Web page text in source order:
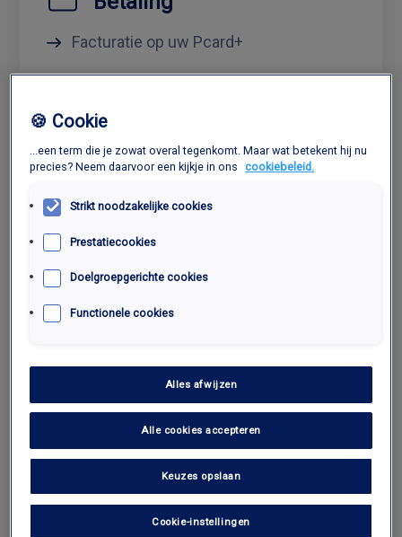
Facturatie op uw Pcard+
Pcard+ / Cash / Maestro / Bancontact /
Flexibiliteit
Reserveerbaar via website/ telefoon/
Eenvoudige en veilige key drop off en
sleutel recuperatie
Meerdere professionele carwash
🍪 Cookie
...een term die je zowat overal tegenkomt. Maar wat betekent hij nu
precies? Neem daarvoor een kijkje in ons
cookiebeleid.
Strikt noodzakelijke cookies
Prestatiecookies
Doelgroepgerichte cookies
Functionele cookies
Alles afwijzen
Alle cookies accepteren
Keuzes opslaan
Cookie-instellingen